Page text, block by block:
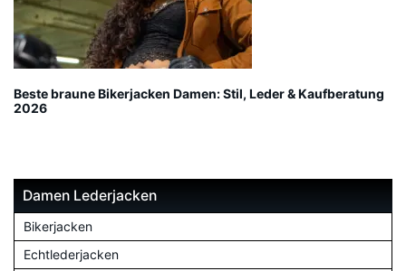
Beste braune Bikerjacken Damen: Stil, Leder & Kaufberatung
2026
Damen Lederjacken
Bikerjacken
Echtlederjacken